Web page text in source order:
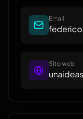
Email
Sito web